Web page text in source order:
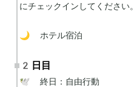
にチェックインしてください。
🌙 ホテル宿泊
2日目
🕊 終日：自由行動